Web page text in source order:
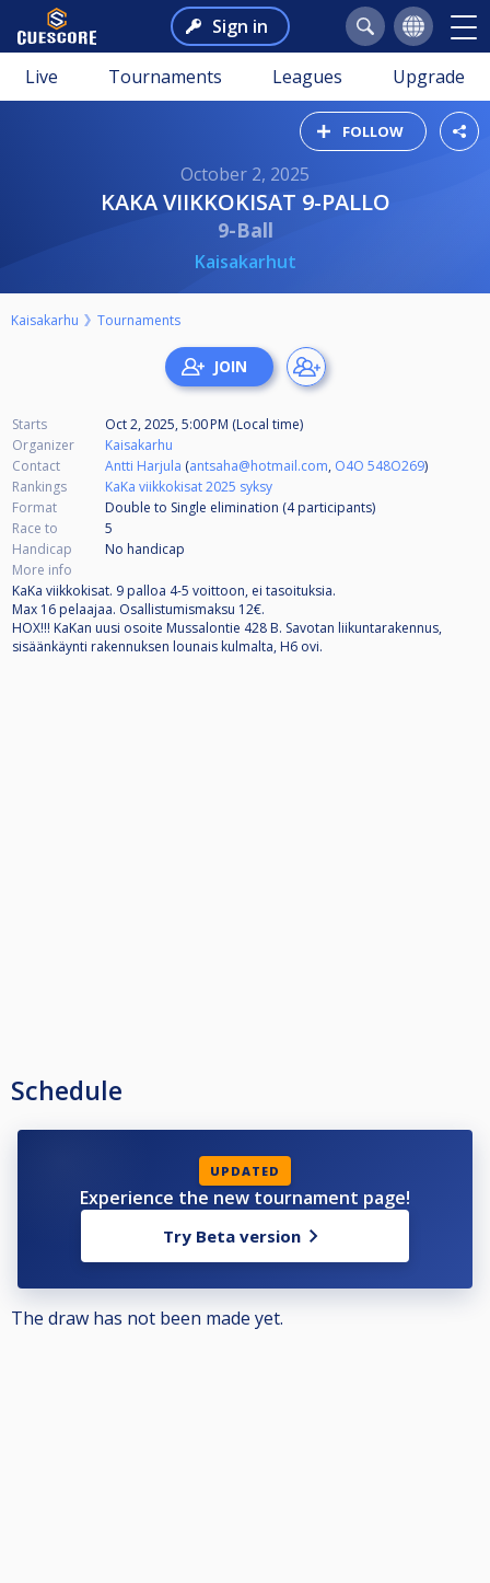
Sign in
Live Tournaments Leagues Upgrade
FOLLOW
October 2, 2025
KAKA VIIKKOKISAT 9-PALLO
9-Ball
Kaisakarhut
Kaisakarhu Tournaments
Starts
Oct 2, 2025, 5:00 PM (Local time)
Organizer
Kaisakarhu
Contact
Antti Harjula (antsaha@hotmail.com, O4O 548O269)
Rankings
KaKa viikkokisat 2025 syksy
Format
Double to Single elimination (4participants)
Race to
5
Handicap
No handicap
More info
KaKa viikkokisat. 9 palloa 4-5 voittoon, ei tasoituksia.
Max 16 pelaajaa. Osallistumismaksu 12€.
HOX!!! KaKan uusi osoite Mussalontie 428 B. Savotan liikuntarakennus,
sisäänkäynti rakennuksen lounais kulmalta, H6 ovi.
Schedule
UPDATED
Experience the new tournament page!
Try Beta version
The draw has not been made yet.